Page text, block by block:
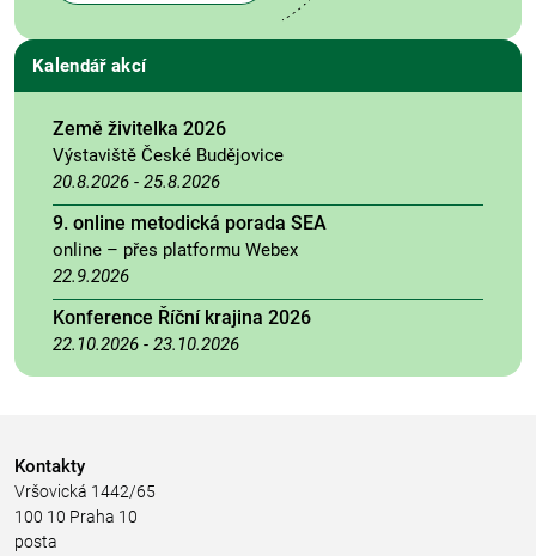
Kalendář akcí
Země živitelka 2026
Výstaviště České Budějovice
20.8.2026 - 25.8.2026
9. online metodická porada SEA
online – přes platformu Webex
22.9.2026
Konference Říční krajina 2026
22.10.2026 - 23.10.2026
Kontakty
Vršovická 1442/65
100 10 Praha 10
posta